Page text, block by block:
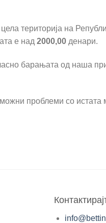
територија на
е над 2000,00 денари.
барањата од наша
проблеми со истата